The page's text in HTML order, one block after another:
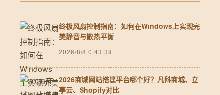
终极风扇控制指南：如何在Windows上实现完
美静音与散热平衡
2026/8/8 0:43:38
2026商城网站搭建平台哪个好？凡科商城、立
亭云、Shopify对比